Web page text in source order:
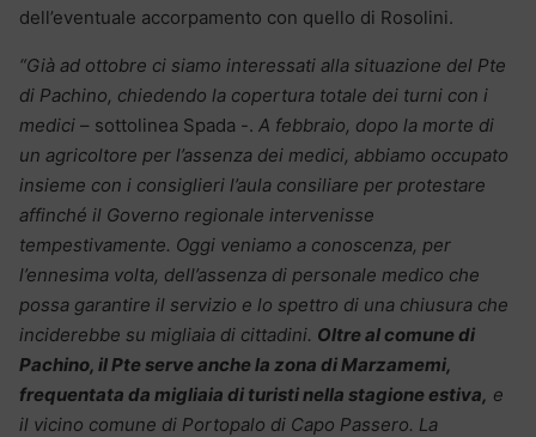
dell’eventuale accorpamento con quello di Rosolini.
“Già ad ottobre ci siamo interessati alla situazione del Pte
di Pachino, chiedendo la copertura totale dei turni con i
medici – sottolinea Spada -. A febbraio, dopo la morte di
un agricoltore per l’assenza dei medici, abbiamo occupato
insieme con i consiglieri l’aula consiliare per protestare
affinché il Governo regionale intervenisse
tempestivamente. Oggi veniamo a conoscenza, per
l’ennesima volta, dell’assenza di personale medico che
possa garantire il servizio e lo spettro di una chiusura che
inciderebbe su migliaia di cittadini. Oltre al comune di
Pachino, il Pte serve anche la zona di Marzamemi,
frequentata da migliaia di turisti nella stagione estiva, e
il vicino comune di Portopalo di Capo Passero. La